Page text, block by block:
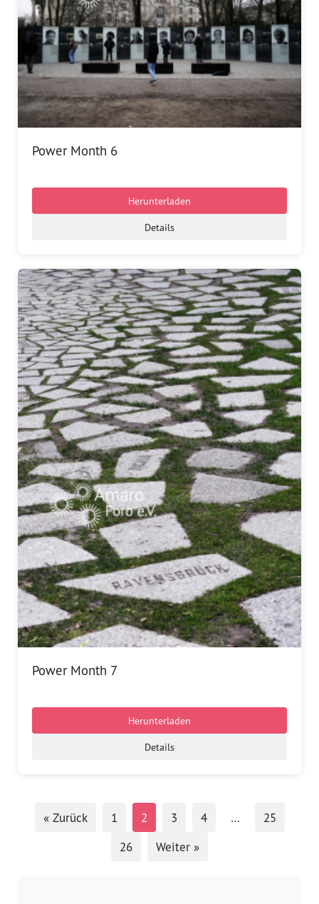
Power Month 6
Herunterladen
Details
Power Month 7
Herunterladen
Details
« Zurück 1 2 3 4 …
25
26
Weiter »